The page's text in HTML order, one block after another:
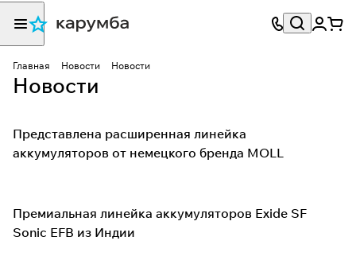
Главная Новости Новости
Новости
Представлена расширенная линейка
аккумуляторов от немецкого бренда MOLL
Премиальная линейка аккумуляторов Exide SF
Sonic EFB из Индии